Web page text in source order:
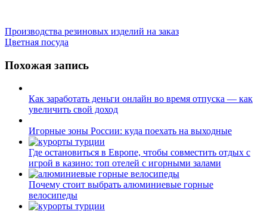
Навигация
по
записям
Производства резиновых изделий на заказ
Цветная посуда
Похожая запись
Как заработать деньги онлайн во время отпуска — как
увеличить свой доход
Игорные зоны России: куда поехать на выходные
Где остановиться в Европе, чтобы совместить отдых с
игрой в казино: топ отелей с игорными залами
Почему стоит выбрать алюминиевые горные
велосипеды